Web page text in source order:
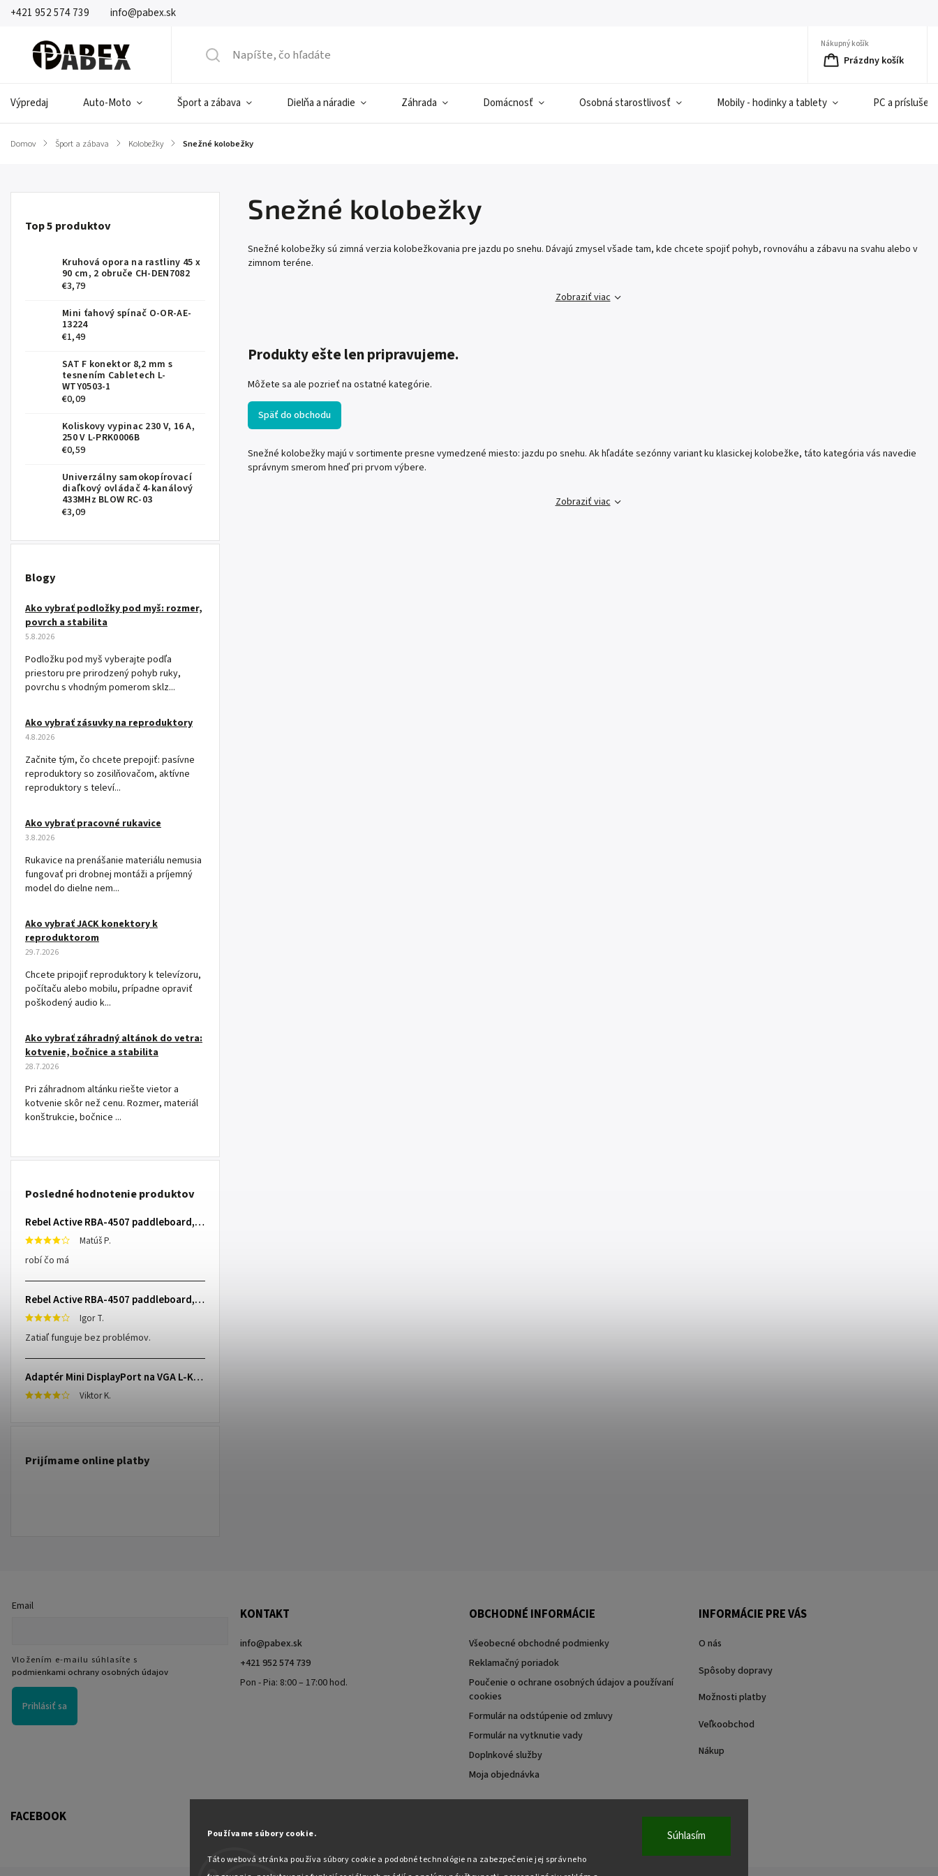
Používame súbory cookie.
Táto webová stránka používa súbory cookie a podobné technológie na zabezpečenie jej správneho
Súhlasím
+421 952 574 739 info@pabex.sk
Nákupný košík
Prázdny košík
Výpredaj Auto-Moto Šport a zábava Dielňa a náradie Záhrada Domácnosť Osobná starostlivosť Mobily - hodinky a tablety PC a
Domov / Šport a zábava / Kolobežky / Snežné kolobežky
Top 5 produktov
Kruhová opora na rastliny 45 x
90 cm, 2 obruče CH-DEN7082
€3,79
Mini ťahový spínač O-OR-AE-
13224
€1,49
SAT F konektor 8,2 mm s
tesnením Cabletech L-
WTY0503-1
€0,09
Koliskovy vypinac 230 V, 16 A,
250 V L-PRK0006B
€0,59
Univerzálny samokopírovací
diaľkový ovládač 4-kanálový
433MHz BLOW RC-03
€3,09
Blogy
Ako vybrať podložky pod myš: rozmer,
povrch a stabilita
5.8.2026
Podložku pod myš vyberajte podľa
priestoru pre prirodzený pohyb ruky,
povrchu s vhodným pomerom sklz...
Ako vybrať zásuvky na reproduktory
4.8.2026
Začnite tým, čo chcete prepojiť: pasívne
reproduktory so zosilňovačom, aktívne
reproduktory s televí...
Ako vybrať pracovné rukavice
3.8.2026
Rukavice na prenášanie materiálu nemusia
fungovať pri drobnej montáži a príjemný
model do dielne nem...
Ako vybrať JACK konektory k
reproduktorom
29.7.2026
Chcete pripojiť reproduktory k televízoru,
počítaču alebo mobilu, prípadne opraviť
poškodený audio k...
Ako vybrať záhradný altánok do vetra:
kotvenie, bočnice a stabilita
28.7.2026
Pri záhradnom altánku riešte vietor a
kotvenie skôr než cenu. Rozmer, materiál
konštrukcie, bočnice ...
Posledné hodnotenie produktov
Rebel Active RBA-4507 paddleboard, 335 cm L-RBA-4507-OR
Matúš P.
robí čo má
Rebel Active RBA-4507 paddleboard, 335 cm L-RBA-4507-OR
Igor T.
Zatiaľ funguje bez problémov.
Adaptér Mini DisplayPort na VGA L-KOM0848
Viktor K.
Prijímame online platby
Snežné kolobežky
Snežné kolobežky sú zimná verzia kolobežkovania pre jazdu po snehu. Dávajú zmysel všade tam, kde chcete spojiť pohyb, rovnováhu a zábavu na svahu alebo v
zimnom teréne.
Zobraziť viac
Produkty ešte len pripravujeme.
Môžete sa ale pozrieť na ostatné kategórie.
Späť do obchodu
Snežné kolobežky majú v sortimente presne vymedzené miesto: jazdu po snehu. Ak hľadáte sezónny variant ku klasickej kolobežke, táto kategória vás navedie
správnym smerom hneď pri prvom výbere.
Zobraziť viac
Email
Vložením e-mailu súhlasíte s
podmienkami ochrany osobných údajov
Prihlásiť sa
KONTAKT
info@pabex.sk
+421 952 574 739
Pon - Pia: 8:00 – 17:00 hod.
OBCHODNÉ INFORMÁCIE
Všeobecné obchodné podmienky
Reklamačný poriadok
Poučenie o ochrane osobných údajov a používaní
cookies
Formulár na odstúpenie od zmluvy
Formulár na vytknutie vady
Doplnkové služby
Moja objednávka
INFORMÁCIE PRE VÁS
O nás
Spôsoby dopravy
Možnosti platby
Veľkoobchod
Nákup
FACEBOOK